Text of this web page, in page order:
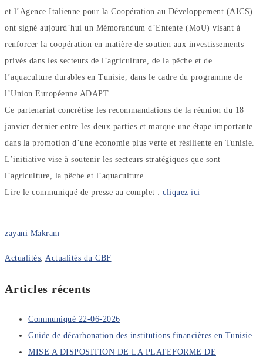
et l’Agence Italienne pour la Coopération au Développement (AICS)
ont signé aujourd’hui un Mémorandum d’Entente (MoU) visant à
renforcer la coopération en matière de soutien aux investissements
privés dans les secteurs de l’agriculture, de la pêche et de
l’aquaculture durables en Tunisie, dans le cadre du programme de
l’Union Européenne ADAPT.
Ce partenariat concrétise les recommandations de la réunion du 18
janvier dernier entre les deux parties et marque une étape importante
dans la promotion d’une économie plus verte et résiliente en Tunisie.
L’initiative vise à soutenir les secteurs stratégiques que sont
l’agriculture, la pêche et l’aquaculture.
Lire le communiqué de presse au complet : cliquez ici
zayani Makram
Actualités Actualités du CBF
Articles récents
Communiqué 22-06-2026
Guide de décarbonation des institutions financières en Tunisie
MISE A DISPOSITION DE LA PLATEFORME DE